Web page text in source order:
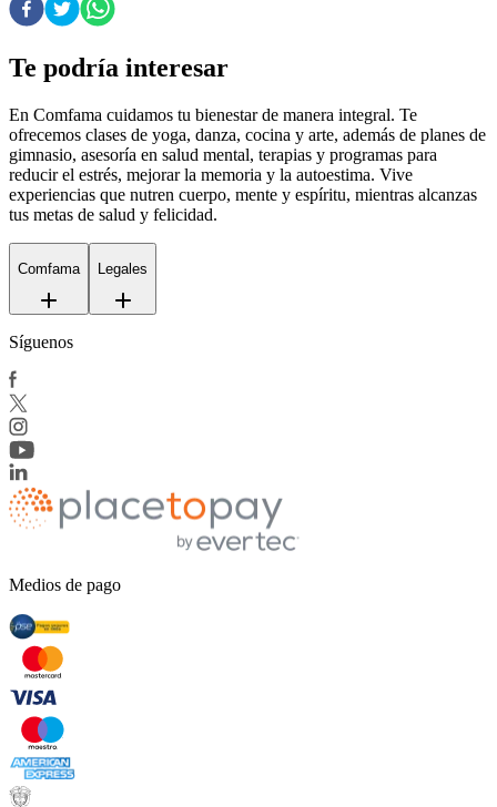
Te podría interesar
En Comfama cuidamos tu bienestar de manera integral. Te
ofrecemos clases de yoga, danza, cocina y arte, además de planes de
gimnasio, asesoría en salud mental, terapias y programas para
reducir el estrés, mejorar la memoria y la autoestima. Vive
experiencias que nutren cuerpo, mente y espíritu, mientras alcanzas
tus metas de salud y felicidad.
Comfama Legales
Síguenos
Medios de pago